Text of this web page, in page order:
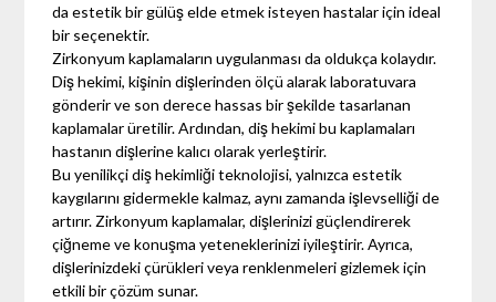
da estetik bir gülüş elde etmek isteyen hastalar için ideal
bir seçenektir.
Zirkonyum kaplamaların uygulanması da oldukça kolaydır.
Diş hekimi, kişinin dişlerinden ölçü alarak laboratuvara
gönderir ve son derece hassas bir şekilde tasarlanan
kaplamalar üretilir. Ardından, diş hekimi bu kaplamaları
hastanın dişlerine kalıcı olarak yerleştirir.
Bu yenilikçi diş hekimliği teknolojisi, yalnızca estetik
kaygılarını gidermekle kalmaz, aynı zamanda işlevselliği de
artırır. Zirkonyum kaplamalar, dişlerinizi güçlendirerek
çiğneme ve konuşma yeteneklerinizi iyileştirir. Ayrıca,
dişlerinizdeki çürükleri veya renklenmeleri gizlemek için
etkili bir çözüm sunar.